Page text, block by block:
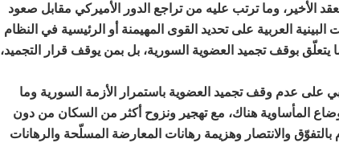
الأخير، وما ترتب عليه من تراجع الدور الأميركي مقابل صعود
العربية على تحديد القوى المهيمنة أو الرئيسية في النظام
بوقف تجميد العضوية السورية، بل بمن يوقف قرار التجميد،
على عدم وقف تجميد العضوية باستمرار الأزمة السورية وما
المأساوية هناك، مع تهجير ونزوح أكثر من السكان من دون
والانتصار وهزيمة رهانات المعارضة المسلّحة والرهانات